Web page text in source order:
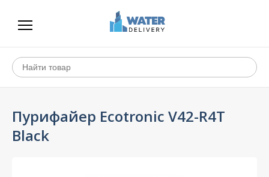
Пурифайер Ecotronic V42-R4T
Black